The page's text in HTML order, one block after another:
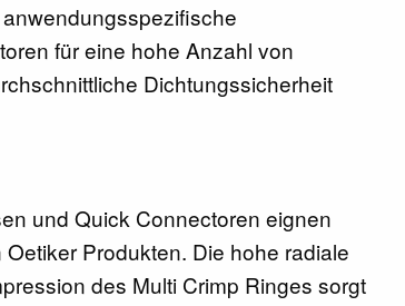
für eine hohe Anzahl von
Dichtungssicherheit
und Quick Connectoren eignen
Produkten. Die hohe radiale
des Multi Crimp Ringes sorgt